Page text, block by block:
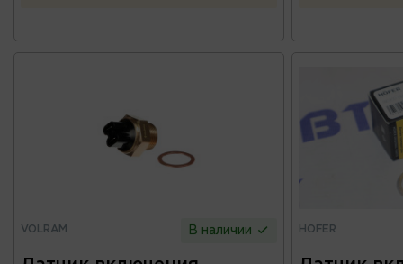
VOLRAM В наличии HOFER